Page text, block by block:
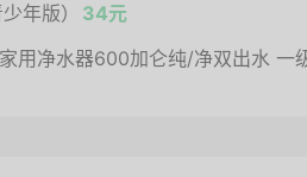
年版）
34元
用净水器600加仑纯/净双出水 一